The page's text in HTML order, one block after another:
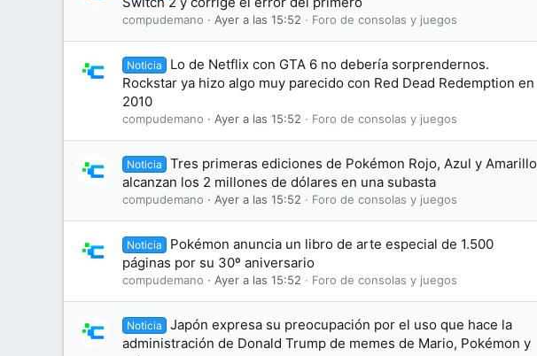
compudemano Ayer a las 15:52 Foro de consolas y juegos
Noticia
Lo de Netflix con GTA 6 no debería sorprendernos.
Rockstar ya hizo algo muy parecido con Red Dead Redemption en
2010
compudemano Ayer a las 15:52 Foro de consolas y juegos
Noticia
Tres primeras ediciones de Pokémon Rojo, Azul y Amarillo
alcanzan los 2 millones de dólares en una subasta
compudemano Ayer a las 15:52 Foro de consolas y juegos
Noticia
Pokémon anuncia un libro de arte especial de 1.500
páginas por su 30º aniversario
compudemano Ayer a las 15:52 Foro de consolas y juegos
Noticia
Japón expresa su preocupación por el uso que hace la
administración de Donald Trump de memes de Mario, Pokémon y